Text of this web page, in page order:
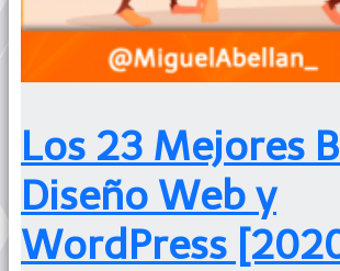
Los 23 Mejores
Diseño Web y
WordPress